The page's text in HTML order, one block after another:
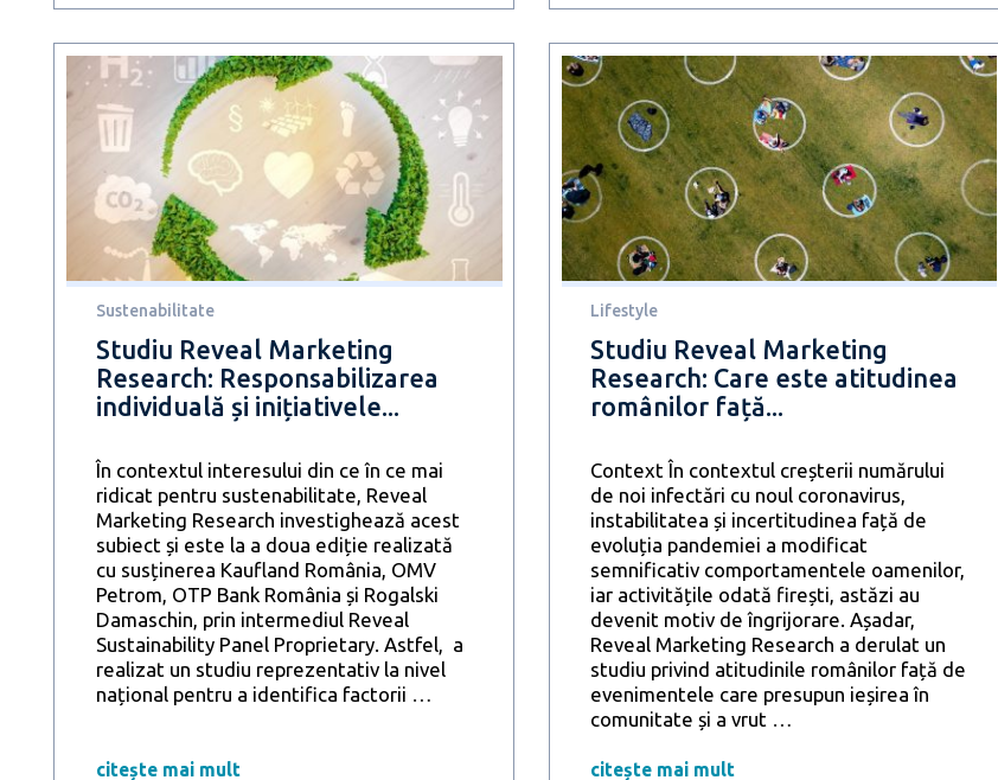
În
consumatorii
sunt
din
conștienți
de
nevoia
a
salva
resursele
planetei,
practică
28%
încearcă
să
consume
cât
mai
sustenabil
posibil
pe
românilor
pentru
plata
facturilor
la
utilități
Sustenabilitate
Studiu Reveal Marketing
Research: Responsabilizarea
individuală și inițiativele...
În contextul interesului din ce în ce mai
ridicat pentru sustenabilitate, Reveal
Marketing Research investighează acest
subiect și este la a doua ediție realizată
cu susținerea Kaufland România, OMV
Petrom, OTP Bank România și Rogalski
Damaschin, prin intermediul Reveal
Sustainability Panel Proprietary. Astfel, a
realizat un studiu reprezentativ la nivel
național pentru a identifica factorii
citește mai mult
Lifestyle
Studiu Reveal Marketing
Research: Care este atitudinea
românilor față...
Context În contextul creșterii numărului
de noi infectări cu noul coronavirus,
instabilitatea și incertitudinea față de
evoluția pandemiei a modificat
semnificativ comportamentele oamenilor,
iar activitățile odată firești, astăzi au
devenit motiv de îngrijorare. Așadar,
Reveal Marketing Research a derulat un
studiu privind atitudinile românilor față de
evenimentele care presupun ieșirea în
comunitate și a vrut
citește mai mult